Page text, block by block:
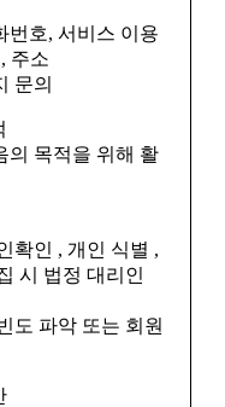
번호, 서비스 이용
주소
문의
의 목적을 위해 활
확인 , 개인 식별 ,
시 법정 대리인
도 파악 또는 회원